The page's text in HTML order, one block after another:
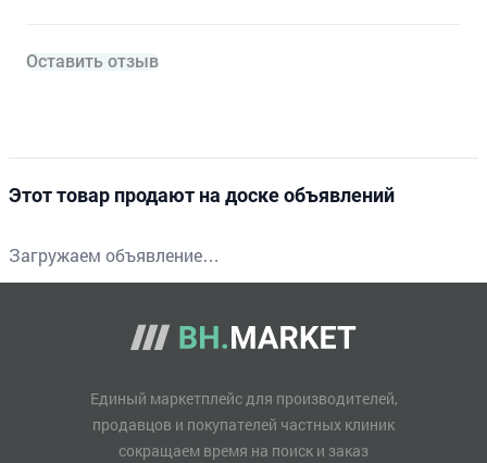
Оставить отзыв
Этот товар продают на доске объявлений
Загружаем объявление…
Единый маркетплейс для производителей,
продавцов и покупателей частных клиник
сокращаем время на поиск и заказ